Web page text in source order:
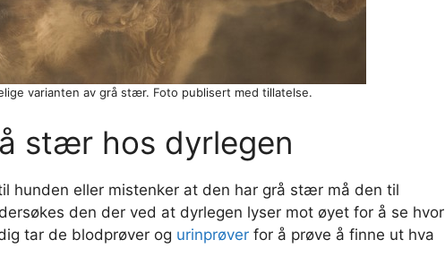
varianten av grå stær. Foto publisert med tillatelse.
stær hos dyrlegen
hunden eller mistenker at den har grå stær må den til
den der ved at dyrlegen lyser mot øyet for å se hvor
tar de blodprøver og urinprøver for å prøve å finne ut hva